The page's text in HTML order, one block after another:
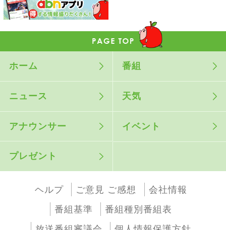
ホーム 番組
ニュース 天気
アナウンサー イベント
プレゼント
ヘルプ ご意見 ご感想
会社情報
番組基準
番組種別番組表